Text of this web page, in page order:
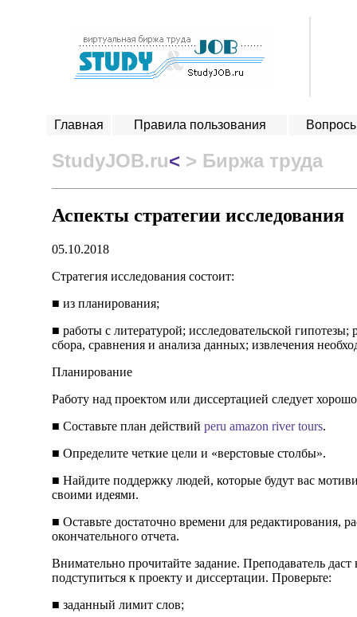
Главная Правила пользования
StudyJOB.ru< > Биржа труда
Аспекты стратегии исследования
05.10.2018
Стратегия исследования состоит:
■ из планирования;
■ работы с литературой; исследовательской
сбора, сравнения и анализа данных; извлечения
Планирование
Работу над проектом или диссертацией следует
■ Составьте план действий peru amazon river tours.
■ Определите четкие цели и «верстовые столбы».
■ Найдите поддержку людей, которые будут вас
своими идеями.
■ Оставьте достаточно времени для редактирования,
окончательного отчета.
Внимательно прочитайте задание. Преподаватель
подступиться к проекту и диссертации. Проверьте:
■ заданный лимит слов;